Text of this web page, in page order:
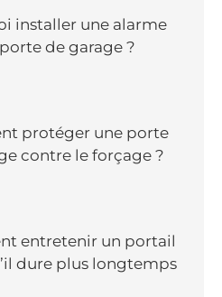
installer une alarme
de garage ?
protéger une porte
contre le forçage ?
entretenir un portail
dure plus longtemps